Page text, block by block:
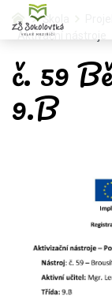
Škola
Aktivační nástroje
č. 59
9.B